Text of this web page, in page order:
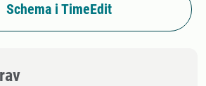
Schema i TimeEdit